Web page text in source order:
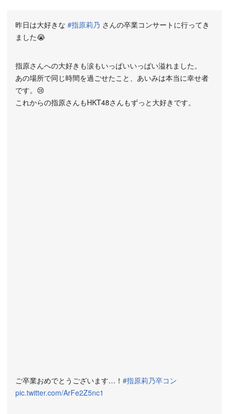
昨日は大好きな #指原莉乃 さんの卒業コンサートに行ってき
ました😭
指原さんへの大好きも涙もいっぱいいっぱい溢れました。
あの場所で同じ時間を過ごせたこと、あいみは本当に幸せ者
です。😢
これからの指原さんもHKT48さんもずっと大好きです。
ご卒業おめでとうございます…！ #指原莉乃卒コン
pic.twitter.com/ArFe2Z5nc1